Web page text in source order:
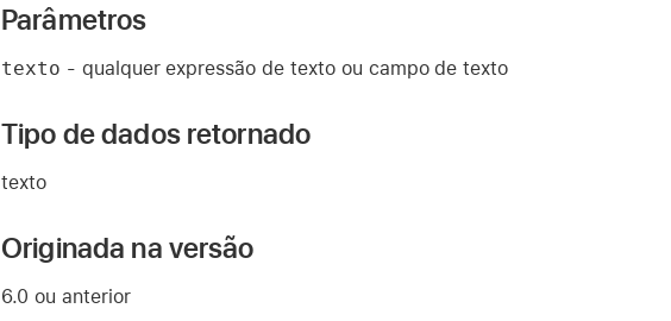
Parâmetros
texto - qualquer expressão de texto ou campo de texto
Tipo de dados retornado
texto
Originada na versão
6.0 ou anterior